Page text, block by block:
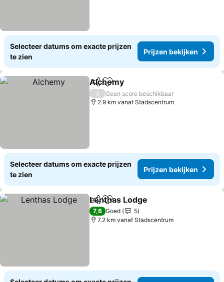
Selecteer datums om exacte prijzen
te zien
Prijzen bekijken
DelenToevoegen aan favorieten
Alchemy
/
Geen score beschikbaar
2.9 km vanaf Stadscentrum
Selecteer datums om exacte prijzen
te zien
Prijzen bekijken
DelenToevoegen aan favorieten
Lenthas Lodge
7,6 Goed
5
7.2 km vanaf Stadscentrum